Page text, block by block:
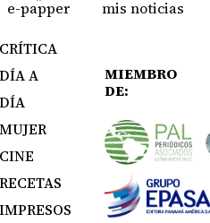
e-papper mis noticias
CRÍTICA
DÍA A
DÍA
MUJER
CINE
RECETAS
IMPRESOS
MIEMBRO
DE: